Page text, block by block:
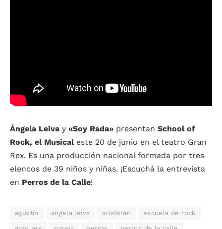
Ángela Leiva y «Soy Rada» presentan School of
Rock, el Musicaleste 20 de junio en el teatro Gran
Rex. Es una producción nacional formada por tres
elencos de 39 niños y niñas. ¡Escuchá la entrevista
en Perros de la Calle!
agustin angela leiva aristaran escuela de rock